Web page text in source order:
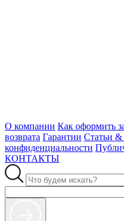
О компании Как оформить
возврата Гарантии Статьи
конфиденциальности
КОНТАКТЫ